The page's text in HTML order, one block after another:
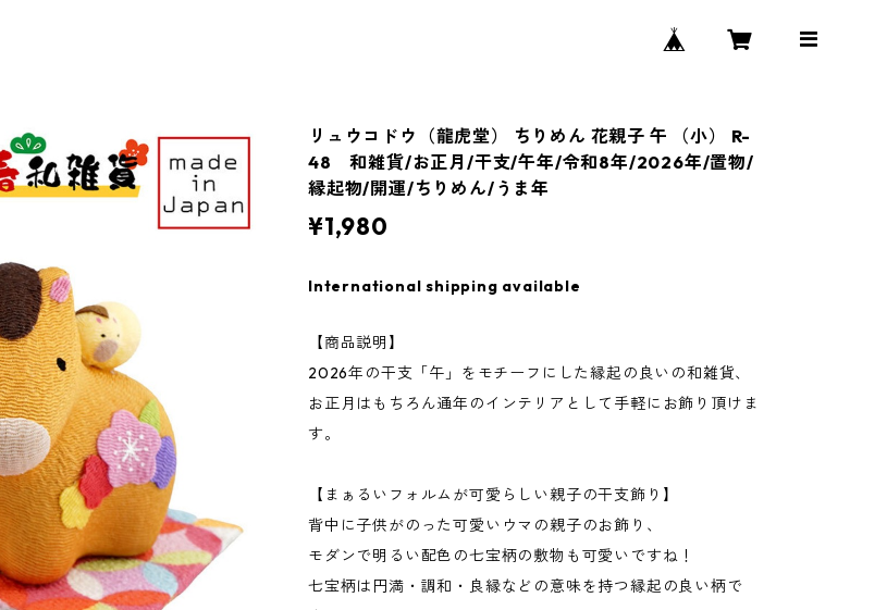
リュウコドウ（龍虎堂） ちりめん 花親子 午 （小） R-
48 和雑貨/お正月/干支/午年/令和8年/2026年/置物/
縁起物/開運/ちりめん/うま年
¥1,980
International shipping available
【商品説明】
2026年の干支「午」をモチーフにした縁起の良いの和雑貨、
お正月はもちろん通年のインテリアとして手軽にお飾り頂けま
す。
【まぁるいフォルムが可愛らしい親子の干支飾り】
背中に子供がのった可愛いウマの親子のお飾り、
モダンで明るい配色の七宝柄の敷物も可愛いですね！
七宝柄は円満・調和・良縁などの意味を持つ縁起の良い柄で